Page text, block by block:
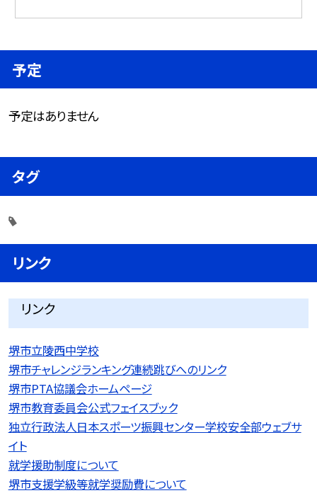
予定
予定はありません
タグ
リンク
リンク
堺市立陵西中学校
堺市チャレンジランキング連続跳びへのリンク
堺市PTA協議会ホームページ
堺市教育委員会公式フェイスブック
独立行政法人日本スポーツ振興センター学校安全部ウェブサ
イト
就学援助制度について
堺市支援学級等就学奨励費について